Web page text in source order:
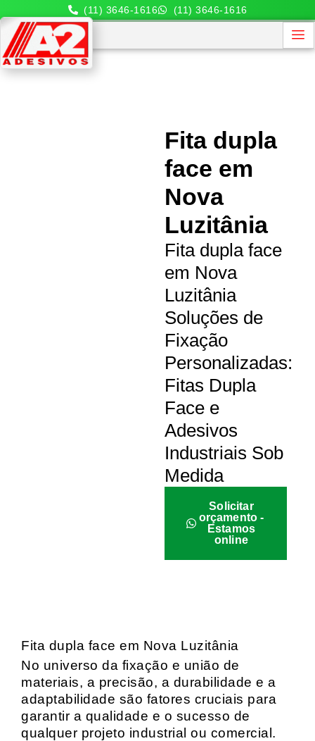
(11) 3646-1616 (11) 3646-1616
Fita dupla
face em
Nova
Luzitânia
Fita dupla face
em Nova
Luzitânia
Soluções de
Fixação
Personalizadas:
Fitas Dupla
Face e
Adesivos
Industriais Sob
Medida
Solicitar
orçamento -
Estamos
online
Fita dupla face em Nova Luzitânia
No universo da fixação e união de
materiais, a precisão, a durabilidade e a
adaptabilidade são fatores cruciais para
garantir a qualidade e o sucesso de
qualquer projeto industrial ou comercial.